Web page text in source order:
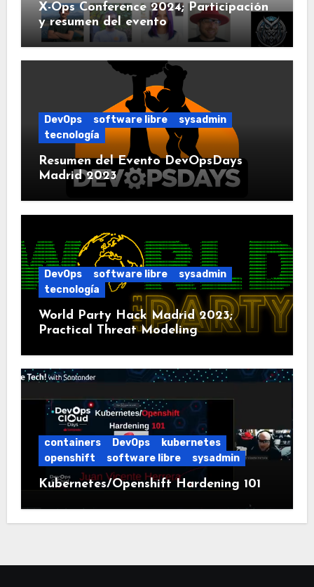
X-Ops Conference 2024; Participación
y resumen del evento
DevOps software libre
sysadmin
tecnología
Resumen del Evento DevOpsDays
Madrid 2023
DevOps software libre
sysadmin
tecnología
World Party Hack Madrid 2023;
Practical Threat Modeling
containers DevOps
kubernetes
openshift
software libre sysadmin
Kubernetes/Openshift Hardening 101